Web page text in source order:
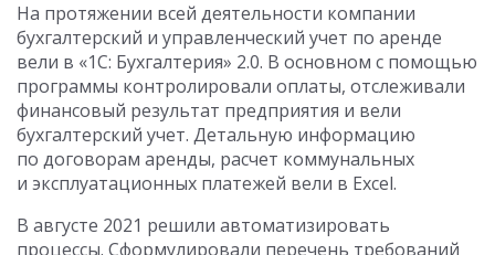
На протяжении всей деятельности компании
бухгалтерский и управленческий учет по аренде
вели в «1С: Бухгалтерия» 2.0. В основном с помощью
программы контролировали оплаты, отслеживали
финансовый результат предприятия и вели
бухгалтерский учет. Детальную информацию
по договорам аренды, расчет коммунальных
и эксплуатационных платежей вели в Excel.
В августе 2021 решили автоматизировать
процессы. Сформулировали перечень требований